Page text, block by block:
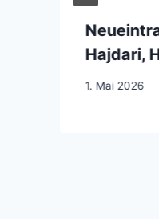
Hajdari,
1. Mai 2026